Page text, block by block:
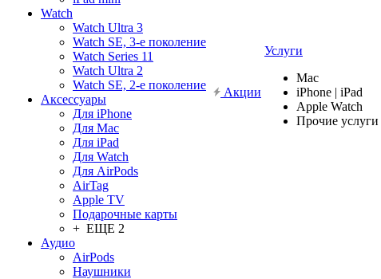
Watch
Watch Ultra 3
Watch SE, 3-е поколение
Watch Series 11
Watch Ultra 2
Watch SE, 2-е поколение
Аксессуары
Для iPhone
Для Mac
Для iPad
Для Watch
Для AirPods
AirTag
Apple TV
Подарочные карты
+ ЕЩЕ 2
Аудио
AirPods
Наушники
Акции
Услуги
Mac
iPhone | iPad
Apple Watch
Прочие услуги